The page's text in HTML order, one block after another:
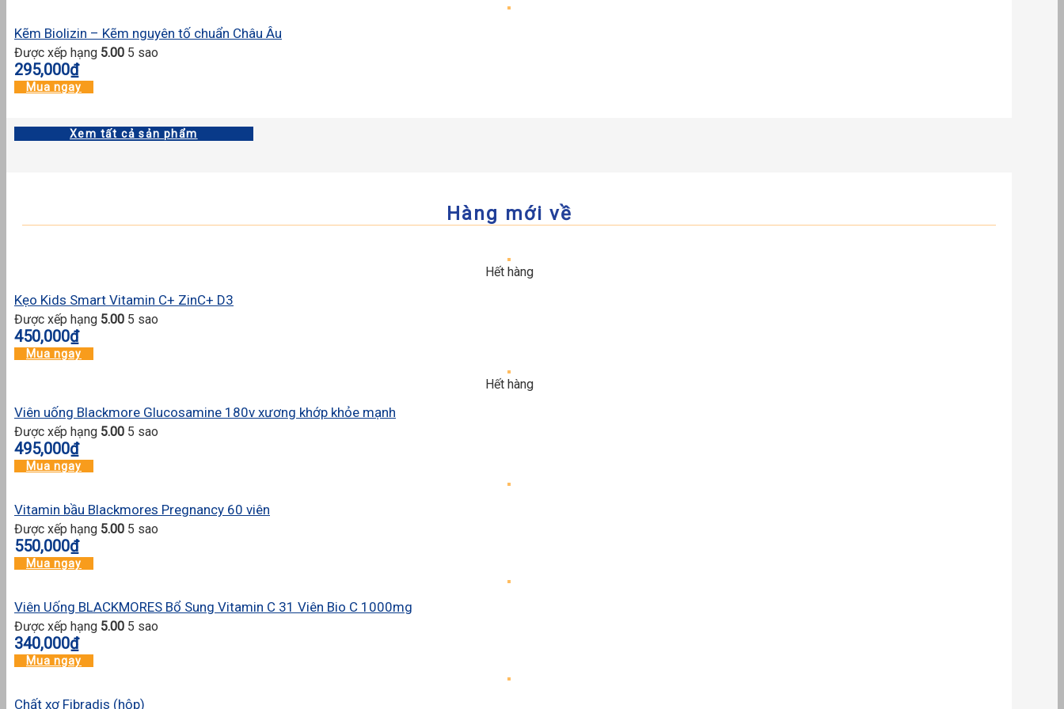
Kẽm Biolizin – Kẽm nguyên tố chuẩn Châu Âu
Được xếp hạng 5.00 5 sao
295,000₫
Mua ngay
Xem tất cả sản phẩm
Hàng mới về
Hết hàng
Kẹo Kids Smart Vitamin C+ ZinC+ D3
Được xếp hạng 5.00 5 sao
450,000₫
Mua ngay
Hết hàng
Viên uống Blackmore Glucosamine 180v xương khớp khỏe mạnh
Được xếp hạng 5.00 5 sao
495,000₫
Mua ngay
Vitamin bầu Blackmores Pregnancy 60 viên
Được xếp hạng 5.00 5 sao
550,000₫
Mua ngay
Viên Uống BLACKMORES Bổ Sung Vitamin C 31 Viên Bio C 1000mg
Được xếp hạng 5.00 5 sao
340,000₫
Mua ngay
Chất xơ Fibradis (hộp)